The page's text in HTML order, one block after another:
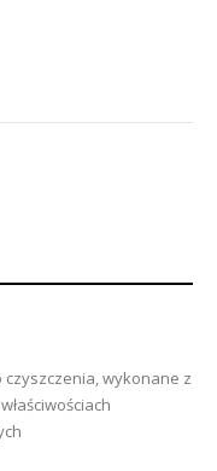
czyszczenia, wykonane z